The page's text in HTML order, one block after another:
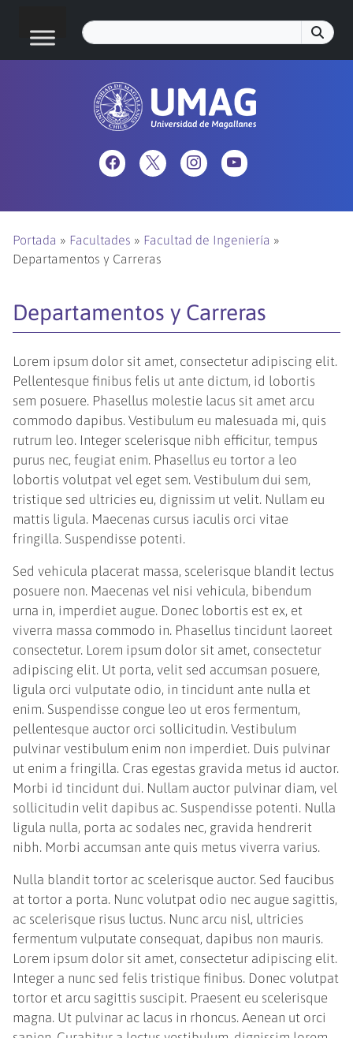
Portada » Facultades » Facultad de Ingeniería »
Departamentos y Carreras
Departamentos y Carreras
Lorem ipsum dolor sit amet, consectetur adipiscing elit.
Pellentesque finibus felis ut ante dictum, id lobortis
sem posuere. Phasellus molestie lacus sit amet arcu
commodo dapibus. Vestibulum eu malesuada mi, quis
rutrum leo. Integer scelerisque nibh efficitur, tempus
purus nec, feugiat enim. Phasellus eu tortor a leo
lobortis volutpat vel eget sem. Vestibulum dui sem,
tristique sed ultricies eu, dignissim ut velit. Nullam eu
mattis ligula. Maecenas cursus iaculis orci vitae
fringilla. Suspendisse potenti.
Sed vehicula placerat massa, scelerisque blandit lectus
posuere non. Maecenas vel nisi vehicula, bibendum
urna in, imperdiet augue. Donec lobortis est ex, et
viverra massa commodo in. Phasellus tincidunt laoreet
consectetur. Lorem ipsum dolor sit amet, consectetur
adipiscing elit. Ut porta, velit sed accumsan posuere,
ligula orci vulputate odio, in tincidunt ante nulla et
enim. Suspendisse congue leo ut eros fermentum,
pellentesque auctor orci sollicitudin. Vestibulum
pulvinar vestibulum enim non imperdiet. Duis pulvinar
ut enim a fringilla. Cras egestas gravida metus id auctor.
Morbi id tincidunt dui. Nullam auctor pulvinar diam, vel
sollicitudin velit dapibus ac. Suspendisse potenti. Nulla
ligula nulla, porta ac sodales nec, gravida hendrerit
nibh. Morbi accumsan ante quis metus viverra varius.
Nulla blandit tortor ac scelerisque auctor. Sed faucibus
at tortor a porta. Nunc volutpat odio nec augue sagittis,
ac scelerisque risus luctus. Nunc arcu nisl, ultricies
fermentum vulputate consequat, dapibus non mauris.
Lorem ipsum dolor sit amet, consectetur adipiscing elit.
Integer a nunc sed felis tristique finibus. Donec volutpat
tortor et arcu sagittis suscipit. Praesent eu scelerisque
magna. Ut pulvinar ac lacus in rhoncus. Aenean ut orci